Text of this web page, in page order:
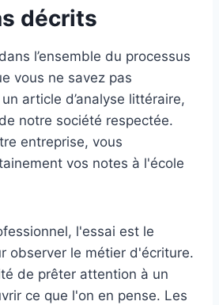
décrits
l’ensemble du processus
vous ne savez pas
article d’analyse littéraire,
notre société respectée.
entreprise, vous
vos notes à l'école
l'essai est le
observer le métier d'écriture.
de prêter attention à un
ce que l'on en pense. Les